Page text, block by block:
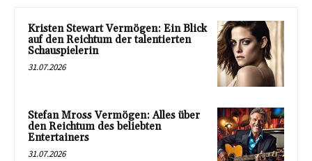
Kristen Stewart Vermögen: Ein Blick
auf den Reichtum der talentierten
Schauspielerin
31.07.2026
Stefan Mross Vermögen: Alles über
den Reichtum des beliebten
Entertainers
31.07.2026